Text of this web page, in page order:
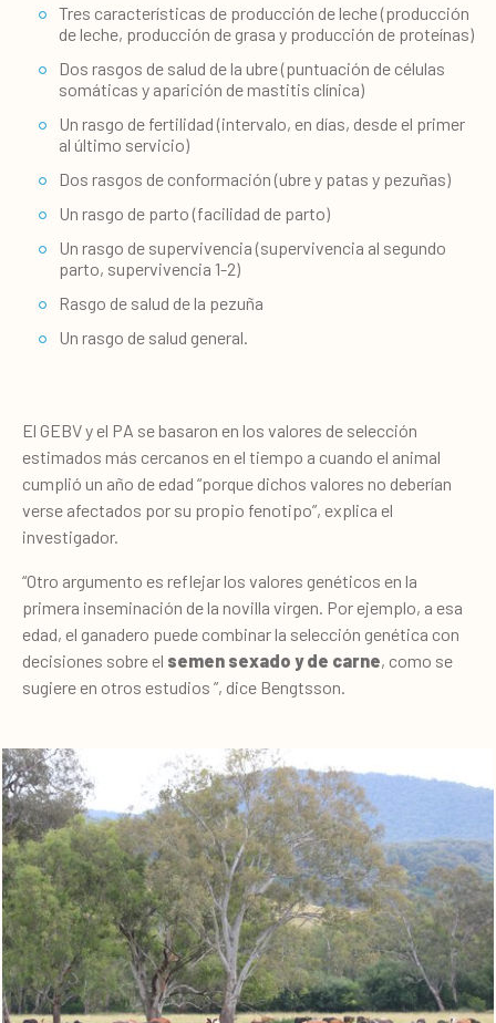
Tres características de producción de leche (producción
de leche, producción de grasa y producción de proteínas)
Dos rasgos de salud de la ubre (puntuación de células
somáticas y aparición de mastitis clínica)
Un rasgo de fertilidad (intervalo, en días, desde el primer
al último servicio)
Dos rasgos de conformación (ubre y patas y pezuñas)
Un rasgo de parto (facilidad de parto)
Un rasgo de supervivencia (supervivencia al segundo
parto, supervivencia 1-2)
Rasgo de salud de la pezuña
Un rasgo de salud general.
El GEBV y el PA se basaron en los valores de selección
estimados más cercanos en el tiempo a cuando el animal
cumplió un año de edad “porque dichos valores no deberían
verse afectados por su propio fenotipo”, explica el
investigador.
“Otro argumento es reflejar los valores genéticos en la
primera inseminación de la novilla virgen. Por ejemplo, a esa
edad, el ganadero puede combinar la selección genética con
decisiones sobre el semen sexado y de carne, como se
sugiere en otros estudios ”, dice Bengtsson.